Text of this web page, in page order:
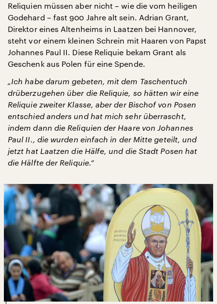
Reliquien müssen aber nicht – wie die vom heiligen
Godehard – fast 900 Jahre alt sein. Adrian Grant,
Direktor eines Altenheims in Laatzen bei Hannover,
steht vor einem kleinen Schrein mit Haaren von Papst
Johannes Paul II. Diese Reliquie bekam Grant als
Geschenk aus Polen für eine Spende.
„Ich habe darum gebeten, mit dem Taschentuch
drüberzugehen über die Reliquie, so hätten wir eine
Reliquie zweiter Klasse, aber der Bischof von Posen
entschied anders und hat mich sehr überrascht,
indem dann die Reliquien der Haare von Johannes
Paul II., die wurden einfach in der Mitte geteilt, und
jetzt hat Laatzen die Hälfe, und die Stadt Posen hat
die Hälfte der Reliquie.“